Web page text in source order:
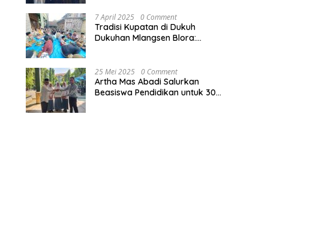
7 April 2025 0 Comment
Tradisi Kupatan di Dukuh
Dukuhan Mlangsen Blora:
25 Mei 2025 0 Comment
Artha Mas Abadi Salurkan
Beasiswa Pendidikan untuk 300